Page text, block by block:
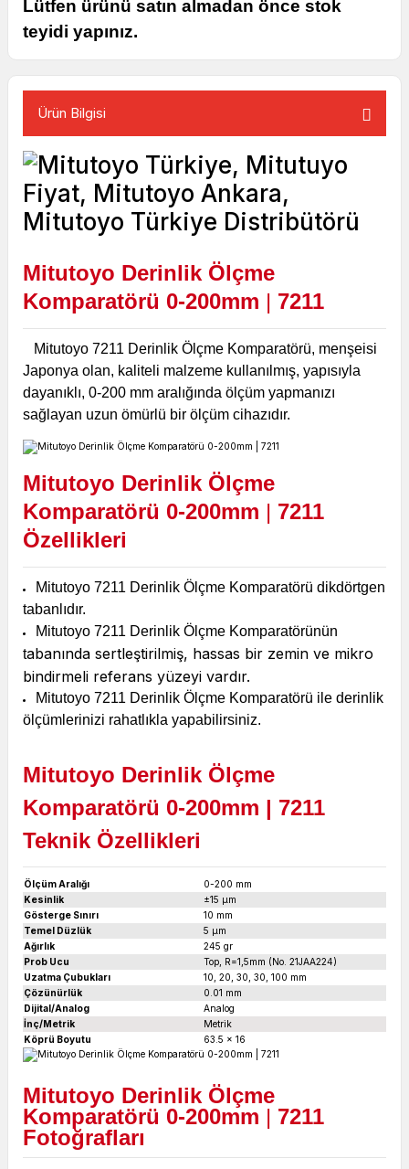
Lütfen ürünü satın almadan önce stok
teyidi yapınız.
Ürün Bilgisi
Mitutoyo Derinlik Ölçme
Komparatörü 0-200mm | 7211
Mitutoyo 7211 Derinlik Ölçme Komparatörü, menşeisi
Japonya olan, kaliteli malzeme kullanılmış, yapısıyla
dayanıklı, 0-200 mm aralığında ölçüm yapmanızı
sağlayan uzun ömürlü bir ölçüm cihazıdır.
Mitutoyo Derinlik Ölçme
Komparatörü 0-200mm | 7211
Özellikleri
Mitutoyo 7211 Derinlik Ölçme Komparatörü dikdörtgen
tabanlıdır.
Mitutoyo 7211 Derinlik Ölçme Komparatörünün
tabanında sertleştirilmiş, hassas bir zemin ve mikro
bindirmeli referans yüzeyi vardır.
Mitutoyo 7211 Derinlik Ölçme Komparatörü ile derinlik
ölçümlerinizi rahatlıkla yapabilirsiniz.
Mitutoyo Derinlik Ölçme
Komparatörü 0-200mm | 7211
Teknik Özellikleri
Ölçüm Aralığı
0-200 mm
Kesinlik
±15 µm
Gösterge Sınırı
10 mm
Temel Düzlük
5 µm
Ağırlık
245 gr
Prob Ucu
Top, R=1,5mm (No. 21JAA224)
Uzatma Çubukları
10, 20, 30, 30, 100 mm
Çözünürlük
0.01 mm
Dijital/Analog
Analog
İnç/Metrik
Metrik
Köprü Boyutu
63.5 x 16
Mitutoyo Derinlik Ölçme
Komparatörü 0-200mm | 7211
Fotoğrafları